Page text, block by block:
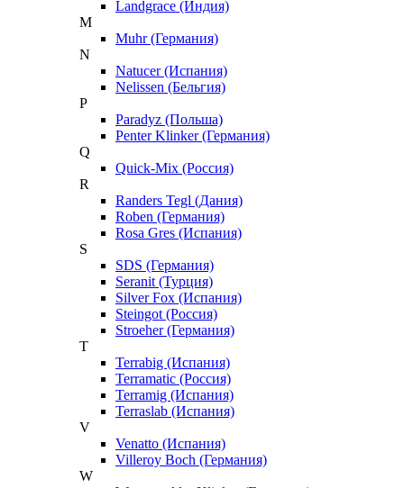
Landgrace (Индия)
M
Muhr (Германия)
N
Natucer (Испания)
Nelissen (Бельгия)
P
Paradyz (Польша)
Penter Klinker (Германия)
Q
Quick-Mix (Россия)
R
Randers Tegl (Дания)
Roben (Германия)
Rosa Gres (Испания)
S
SDS (Германия)
Seranit (Турция)
Silver Fox (Испания)
Steingot (Россия)
Stroeher (Германия)
T
Terrabig (Испания)
Terramatic (Россия)
Terramig (Испания)
Terraslab (Испания)
V
Venatto (Испания)
Villeroy Boch (Германия)
W